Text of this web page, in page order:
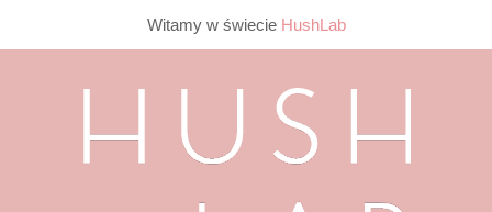
Witamy w świecie HushLab